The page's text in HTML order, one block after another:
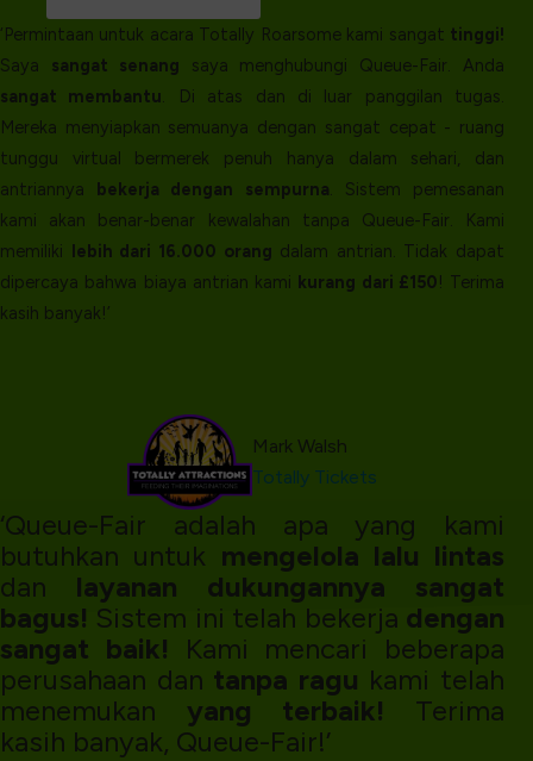
‘Permintaan untuk acara Totally Roarsome kami sangat tinggi!
Saya sangat senang saya menghubungi Queue-Fair. Anda
sangat membantu. Di atas dan di luar panggilan tugas.
Mereka menyiapkan semuanya dengan sangat cepat - ruang
tunggu virtual bermerek penuh hanya dalam sehari, dan
antriannya bekerja dengan sempurna. Sistem pemesanan
kami akan benar-benar kewalahan tanpa Queue-Fair. Kami
memiliki lebih dari 16.000 orang dalam antrian. Tidak dapat
dipercaya bahwa biaya antrian kami kurang dari £150! Terima
kasih banyak!’
Mark Walsh
Totally Tickets
‘Queue-Fair adalah apa yang kami
butuhkan untuk mengelola lalu lintas
dan layanan dukungannya sangat
bagus! Sistem ini telah bekerja dengan
sangat baik! Kami mencari beberapa
perusahaan dan tanpa ragu kami telah
menemukan yang terbaik! Terima
kasih banyak, Queue-Fair!’